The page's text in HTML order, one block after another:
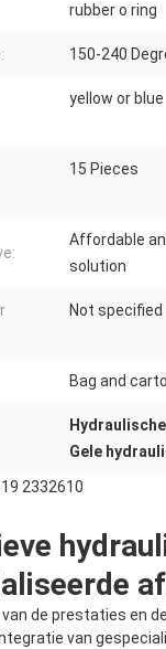
rubber o ring
150-240
yellow or blue
15 Pieces
Affordable
solution
Not specified
Bag and
Gele
2332610
de prestaties en
van